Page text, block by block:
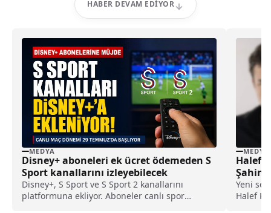
HABER DEVAM EDIYOR
MEDYA
Disney+ aboneleri ek ücret ödemeden S
Sport kanallarını izleyebilecek
Disney+, S Sport ve S Sport 2 kanallarını
platformuna ekliyor. Aboneler canlı spor
MEDYA
Halef
Şahin
Geldi
Yeni
Halef